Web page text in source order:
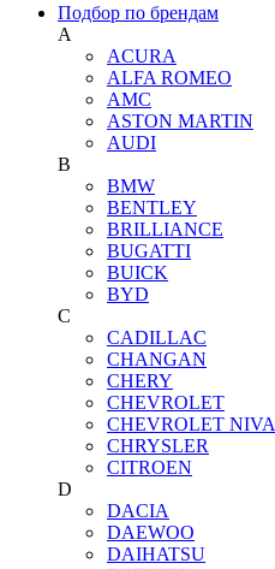
Подбор по брендам
A
ACURA
ALFA ROMEO
AMC
ASTON MARTIN
AUDI
B
BMW
BENTLEY
BRILLIANCE
BUGATTI
BUICK
BYD
C
CADILLAC
CHANGAN
CHERY
CHEVROLET
CHEVROLET NIVA
CHRYSLER
CITROEN
D
DACIA
DAEWOO
DAIHATSU